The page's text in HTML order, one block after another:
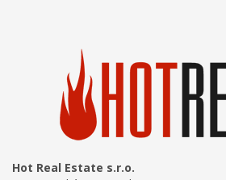
Hot Real Estate s.r.o.